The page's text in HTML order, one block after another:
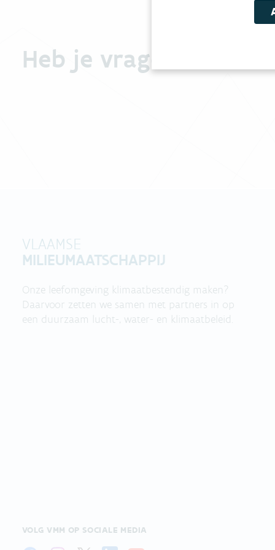
Heb je vragen?
VLAAMSE
MILIEUMAATSCHAPPIJ
Onze leefomgeving klimaatbestendig maken?
Daarvoor zetten we samen met partners in op
een duurzaam lucht-, water- en klimaatbeleid.
VOLG VMM OP SOCIALE MEDIA